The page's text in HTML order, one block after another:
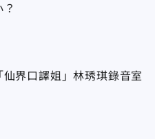
仙界口譯姐」林琇琪錄音室